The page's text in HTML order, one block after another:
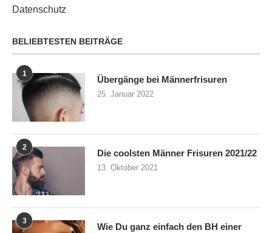
Datenschutz
BELIEBTESTEN BEITRÄGE
1
Übergänge bei Männerfrisuren
25. Januar 2022
2
Die coolsten Männer Frisuren 2021/22
13. Oktober 2021
3
Wie Du ganz einfach den BH einer